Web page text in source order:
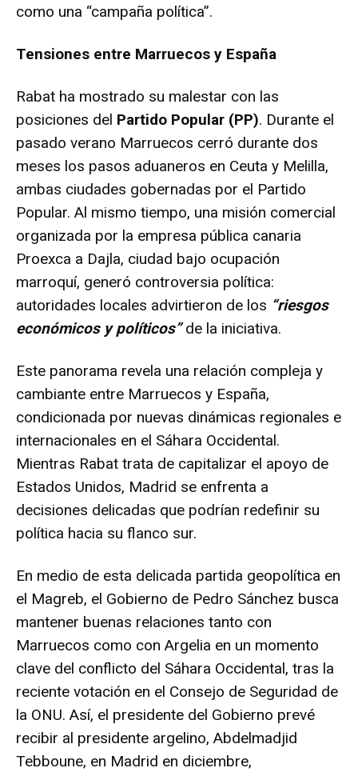
como una “campaña política”.
Tensiones entre Marruecos y España
Rabat ha mostrado su malestar con las
posiciones del Partido Popular (PP). Durante el
pasado verano Marruecos cerró durante dos
meses los pasos aduaneros en Ceuta y Melilla,
ambas ciudades gobernadas por el Partido
Popular. Al mismo tiempo, una misión comercial
organizada por la empresa pública canaria
Proexca a Dajla, ciudad bajo ocupación
marroquí, generó controversia política:
autoridades locales advirtieron de los “riesgos
económicos y políticos”de la iniciativa.
Este panorama revela una relación compleja y
cambiante entre Marruecos y España,
condicionada por nuevas dinámicas regionales e
internacionales en el Sáhara Occidental.
Mientras Rabat trata de capitalizar el apoyo de
Estados Unidos, Madrid se enfrenta a
decisiones delicadas que podrían redefinir su
política hacia su flanco sur.
En medio de esta delicada partida geopolítica en
el Magreb, el Gobierno de Pedro Sánchez busca
mantener buenas relaciones tanto con
Marruecos como con Argelia en un momento
clave del conflicto del Sáhara Occidental, tras la
reciente votación en el Consejo de Seguridad de
la ONU. Así, el presidente del Gobierno prevé
recibir al presidente argelino, Abdelmadjid
Tebboune, en Madrid en diciembre,